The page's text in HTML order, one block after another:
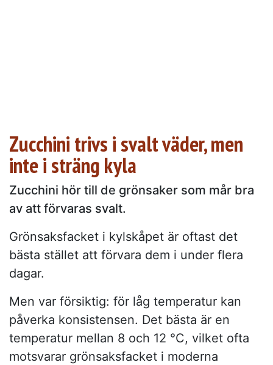
Zucchini trivs i svalt väder, men
inte i sträng kyla
Zucchini hör till de grönsaker som mår bra
av att förvaras svalt.
Grönsaksfacket i kylskåpet är oftast det
bästa stället att förvara dem i under flera
dagar.
Men var försiktig: för låg temperatur kan
påverka konsistensen. Det bästa är en
temperatur mellan 8 och 12 °C, vilket ofta
motsvarar grönsaksfacket i moderna